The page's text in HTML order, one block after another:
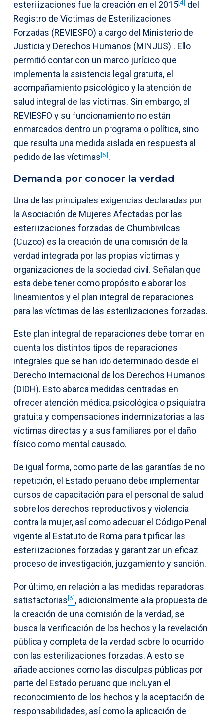
esterilizaciones fue la creación en el 2015[4] del
Registro de Víctimas de Esterilizaciones
Forzadas (REVIESFO) a cargo del Ministerio de
Justicia y Derechos Humanos (MINJUS) . Ello
permitió contar con un marco jurídico que
implementa la asistencia legal gratuita, el
acompañamiento psicológico y la atención de
salud integral de las víctimas. Sin embargo, el
REVIESFO y su funcionamiento no están
enmarcados dentro un programa o política, sino
que resulta una medida aislada en respuesta al
pedido de las víctimas[5].
Demanda por conocer la verdad
Una de las principales exigencias declaradas por
la Asociación de Mujeres Afectadas por las
esterilizaciones forzadas de Chumbivilcas
(Cuzco) es la creación de una comisión de la
verdad integrada por las propias víctimas y
organizaciones de la sociedad civil. Señalan que
esta debe tener como propósito elaborar los
lineamientos y el plan integral de reparaciones
para las víctimas de las esterilizaciones forzadas.
Este plan integral de reparaciones debe tomar en
cuenta los distintos tipos de reparaciones
integrales que se han ido determinado desde el
Derecho Internacional de los Derechos Humanos
(DIDH). Esto abarca medidas centradas en
ofrecer atención médica, psicológica o psiquiatra
gratuita y compensaciones indemnizatorias a las
víctimas directas y a sus familiares por el daño
físico como mental causado.
De igual forma, como parte de las garantías de no
repetición, el Estado peruano debe implementar
cursos de capacitación para el personal de salud
sobre los derechos reproductivos y violencia
contra la mujer, así como adecuar el Código Penal
vigente al Estatuto de Roma para tipificar las
esterilizaciones forzadas y garantizar un eficaz
proceso de investigación, juzgamiento y sanción.
Por último, en relación a las medidas reparadoras
satisfactorias[6], adicionalmente a la propuesta de
la creación de una comisión de la verdad, se
busca la verificación de los hechos y la revelación
pública y completa de la verdad sobre lo ocurrido
con las esterilizaciones forzadas. A esto se
añade acciones como las disculpas públicas por
parte del Estado peruano que incluyan el
reconocimiento de los hechos y la aceptación de
responsabilidades, así como la aplicación de